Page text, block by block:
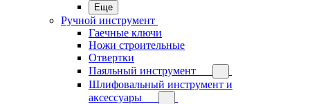
Еще
Ручной инструмент
Гаечные ключи
Ножи строительные
Отвертки
Паяльный инструмент
Шлифовальный инструмент и
аксессуары